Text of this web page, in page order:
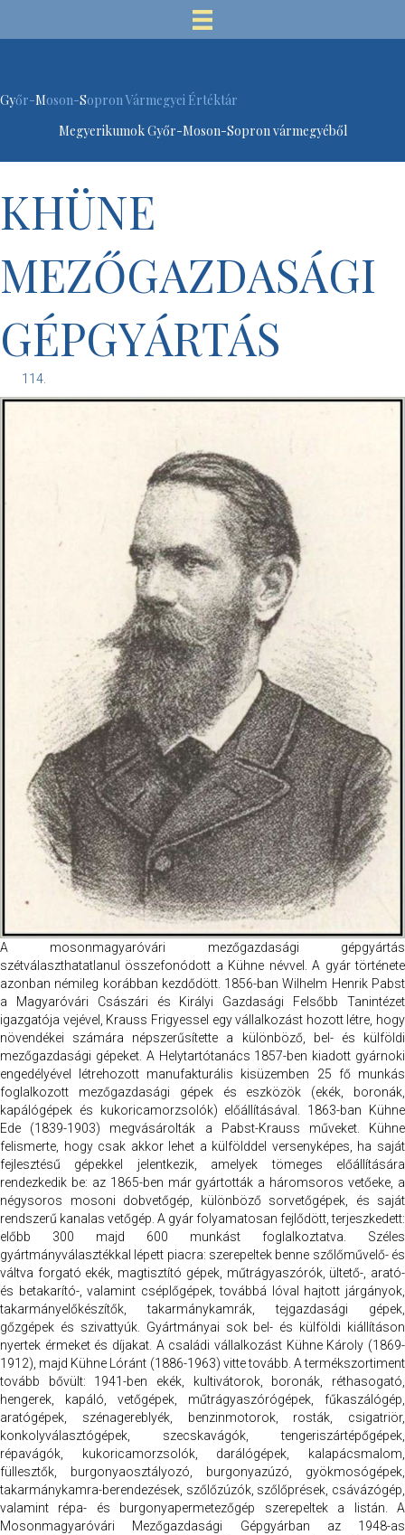
Győr-Moson-Sopron Vármegyei Értéktár
Megyerikumok Győr-Moson-Sopron vármegyéből
KHÜNE
MEZŐGAZDASÁGI
GÉPGYÁRTÁS
114.
A mosonmagyaróvári mezőgazdasági gépgyártás
szétválaszthatatlanul összefonódott a Kühne névvel. A gyár története
azonban némileg korábban kezdődött. 1856-ban Wilhelm Henrik Pabst
a Magyaróvári Császári és Királyi Gazdasági Felsőbb Tanintézet
igazgatója vejével, Krauss Frigyessel egy vállalkozást hozott létre, hogy
növendékei számára népszerűsítette a különböző, bel- és külföldi
mezőgazdasági gépeket. A Helytartótanács 1857-ben kiadott gyárnoki
engedélyével létrehozott manufakturális kisüzemben 25 fő munkás
foglalkozott mezőgazdasági gépek és eszközök (ekék, boronák,
kapálógépek és kukoricamorzsolók) előállításával. 1863-ban Kühne
Ede (1839-1903) megvásárolták a Pabst-Krauss műveket. Kühne
felismerte, hogy csak akkor lehet a külfölddel versenyképes, ha saját
fejlesztésű gépekkel jelentkezik, amelyek tömeges előállítására
rendezkedik be: az 1865-ben már gyártották a háromsoros vetőeke, a
négysoros mosoni dobvetőgép, különböző sorvetőgépek, és saját
rendszerű kanalas vetőgép. A gyár folyamatosan fejlődött, terjeszkedett:
előbb 300 majd 600 munkást foglalkoztatva. Széles
gyártmányválasztékkal lépett piacra: szerepeltek benne szőlőművelő- és
váltva forgató ekék, magtisztító gépek, műtrágyaszórók, ültető-, arató-
és betakarító-, valamint cséplőgépek, továbbá lóval hajtott járgányok,
takarmányelőkészítők, takarmánykamrák, tejgazdasági gépek,
gőzgépek és szivattyúk. Gyártmányai sok bel- és külföldi kiállításon
nyertek érmeket és díjakat. A családi vállalkozást Kühne Károly (1869-
1912), majd Kühne Lóránt (1886-1963) vitte tovább. A termékszortiment
tovább bővült: 1941-ben ekék, kultivátorok, boronák, réthasogató,
hengerek, kapáló, vetőgépek, műtrágyaszórógépek, fűkaszálógép,
aratógépek, szénagereblyék, benzinmotorok, rosták, csigatriör,
konkolyválasztógépek, szecskavágók, tengeriszártépőgépek,
répavágók, kukoricamorzsolók, darálógépek, kalapácsmalom,
füllesztők, burgonyaosztályozó, burgonyazúzó, gyökmosógépek,
takarmánykamra-berendezések, szőlőzúzók, szőlőprések, csávázógép,
valamint répa- és burgonyapermetezőgép szerepeltek a listán. A
Mosonmagyaróvári Mezőgazdasági Gépgyárban az 1948-as